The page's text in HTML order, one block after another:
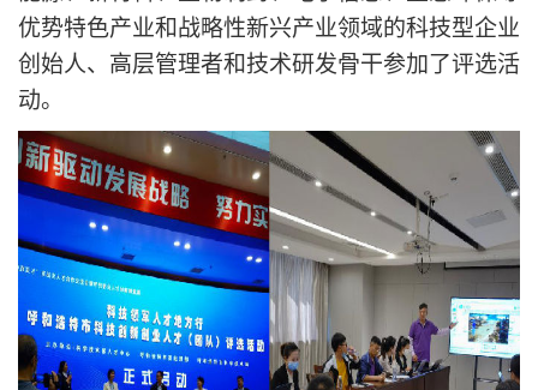
优势特色产业和战略性新兴产业领域的科技型企业
创始人、高层管理者和技术研发骨干参加了评选活
动。